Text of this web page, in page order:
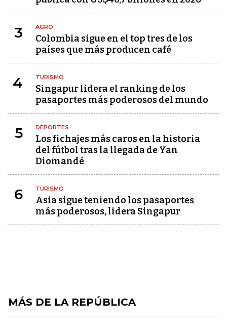
3 AGRO
Colombia sigue en el top tres de los
países que más producen café
4 TURISMO
Singapur lidera el ranking de los
pasaportes más poderosos del mundo
5 DEPORTES
Los fichajes más caros en la historia
del fútbol tras la llegada de Yan
Diomandé
6 TURISMO
Asia sigue teniendo los pasaportes
más poderosos, lidera Singapur
MÁS DE LA REPÚBLICA